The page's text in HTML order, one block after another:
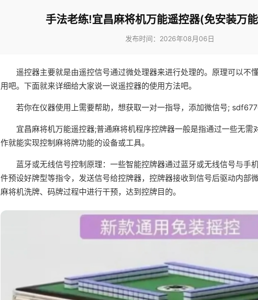
手法老练!宜昌麻将机万能遥控器(免安装万
发布时间：2026年08月06日
遥控器主要就是由遥控信号通过微处理器来进行处理的。原理可以不
用吧。下面就来详细给大家说一说遥控器的使用方法吧。
若你在仪器使用上需要帮助，想获取一对一指导，添加微信号;
宜昌麻将机万能遥控器;普通麻将机程序控牌器一般是指通过一些无需
作就能实现控制麻将牌功能的设备或工具。
蓝牙或无线信号控制原理：一些智能控牌器通过蓝牙或无线信号与手
件预设好牌型等指令，发送信号给控牌器，控牌器接收到信号后驱动内部
麻将机洗牌、码牌过程中进行干预，达到控牌目的。